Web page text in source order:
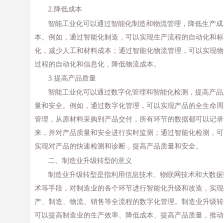
2.降低成本
智能工业化可以通过智能化制造和物流管理，降低生产成
本。例如，通过智能化制造，可以实现生产流程的自动化和
化，减少人工和材料成本；通过智能化物流管理，可以实现
过程的自动化和信息化，降低物流成本。
3.提高产品质量
智能工业化可以通过数字化管理和智能化检测，提高产
量和安全。例如，通过数字化管理，可以实现产品的全生命
管理，从原材料采购到产品交付，所有环节的数据都可以记
来，并对产品质量和安全进行实时监测；通过智能化检测，
实现对产品的快速检测和诊断，提高产品质量和安全。
二、制造业升级转型的意义
制造业升级转型是指利用信息技术、物联网技术和大数
术等手段，对制造业的各个环节进行智能化升级和改造，实
产、制造、物流、销售等全流程的数字化管理。制造业升级
可以提高制造业的生产效率、降低成本、提高产品质量，推